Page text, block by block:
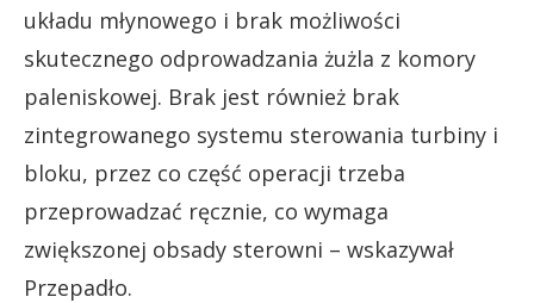
układu młynowego i brak możliwości
skutecznego odprowadzania żużla z komory
paleniskowej. Brak jest również brak
zintegrowanego systemu sterowania turbiny i
bloku, przez co część operacji trzeba
przeprowadzać ręcznie, co wymaga
zwiększonej obsady sterowni – wskazywał
Przepadło.